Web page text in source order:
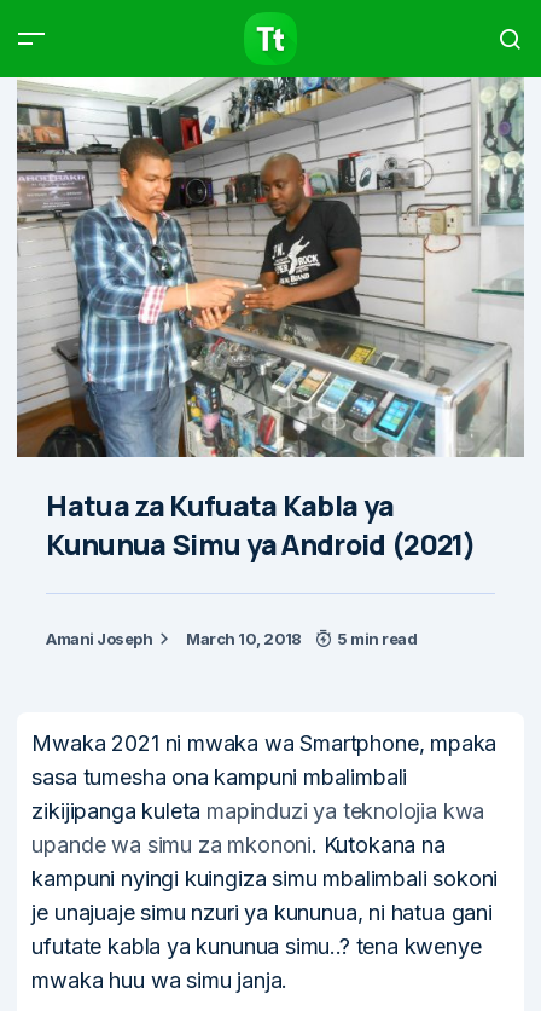
Hatua za Kufuata Kabla ya
Kununua Simu ya Android (2021)
Amani Joseph March 10, 2018 5 min read
Mwaka 2021 ni mwaka wa Smartphone, mpaka
sasa tumesha ona kampuni mbalimbali
zikijipanga kuleta mapinduzi ya teknolojia kwa
upande wa simu za mkononi. Kutokana na
kampuni nyingi kuingiza simu mbalimbali sokoni
je unajuaje simu nzuri ya kununua, ni hatua gani
ufutate kabla ya kununua simu..? tena kwenye
mwaka huu wa simu janja.
Products Articles
Type to start searching…